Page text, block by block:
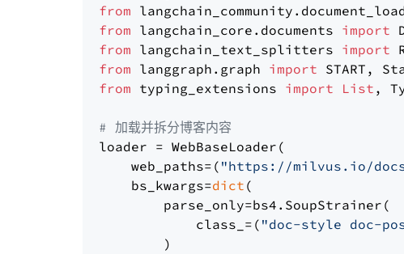
from
from langchain_core.documents import
from langchain_text_splitters import
from langgraph.graph import
from typing_extensions import List ,
# 加载并拆分博客内容
loader = WebBaseLoader(
    web_paths=(
"https://milvus.io/
    bs_kwargs=
dict (
        parse_only=bs4.SoupStrainer(
            class_=(
"doc-style doc-
        )